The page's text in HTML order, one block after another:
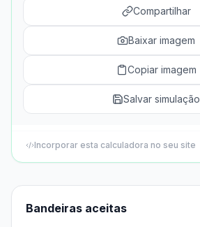
Compartilhar
Baixar imagem
Copiar imagem
Salvar simulação
Incorporar esta calculadora no seu site
Bandeiras aceitas